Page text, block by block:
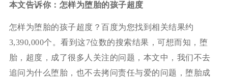
本文告诉你：怎样为堕胎的孩子超度
怎样为堕胎的孩子超度？百度为您找到相关结果约
3,390,000个。看到这7位数的搜索结果，可想而知，堕
胎，超度，成了很多人关注的问题，本文中，我们不去
追问为什么堕胎，也不去拷问责任与爱的问题，堕胎成